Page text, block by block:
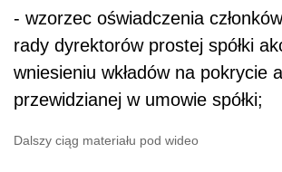
- wzorzec oświadczenia
rady dyrektorów prostej spółki
wniesieniu wkładów na pokrycie
przewidzianej w umowie spółki;
Dalszy ciąg materiału pod wideo